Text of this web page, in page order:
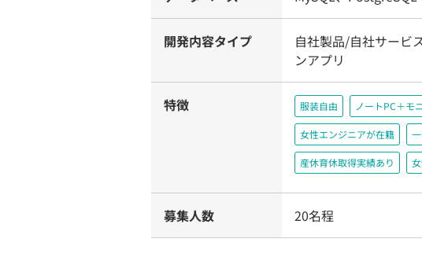
開発内容タイプ
自社製品/自社サービ
ンアプリ
特徴 服装自由 ノートPC＋モ
女性エンジニアが在籍
産休育休取得実績あり
募集人数 20名程